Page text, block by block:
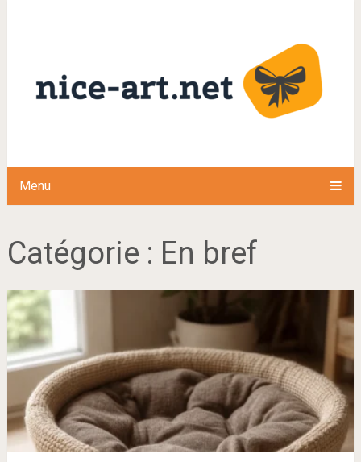
Menu
Catégorie : En bref